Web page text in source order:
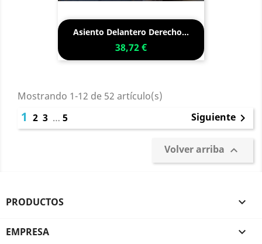
Asiento Delantero Derecho...
38,72 €
Mostrando 1-12 de 52 artículo(s)
1 2 3 … 5 Siguiente 
Volver arriba 
PRODUCTOS 
EMPRESA 